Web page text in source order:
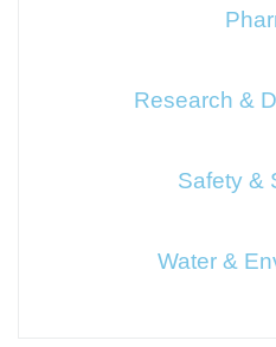
Research &
Safety &
Water &